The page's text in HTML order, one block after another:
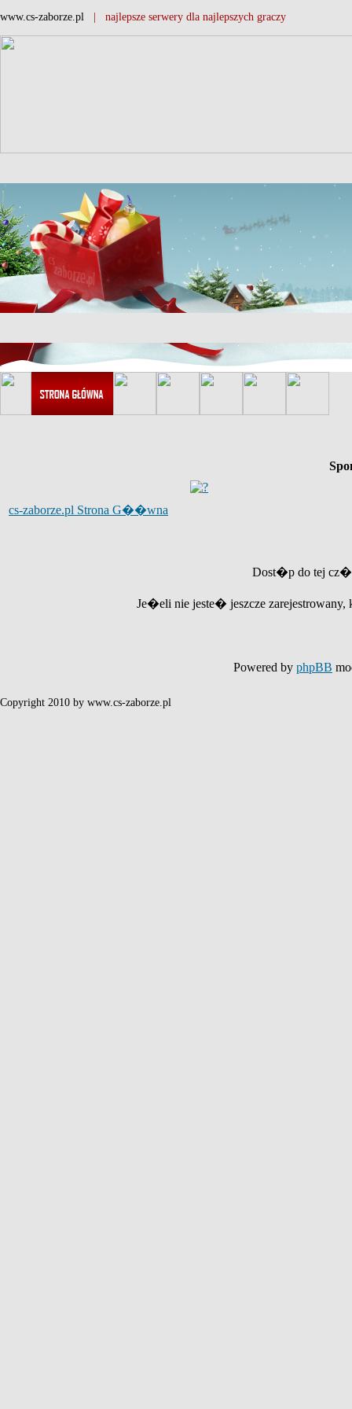
www.cs-zaborze.pl | najlepsze serwery dla najlepszych graczy
cs-zaborze.pl Strona G��wna
Dost�p do tej
Je�eli nie jeste� jeszcze
Powered by phpBB
Copyright 2010 by www.cs-zaborze.pl